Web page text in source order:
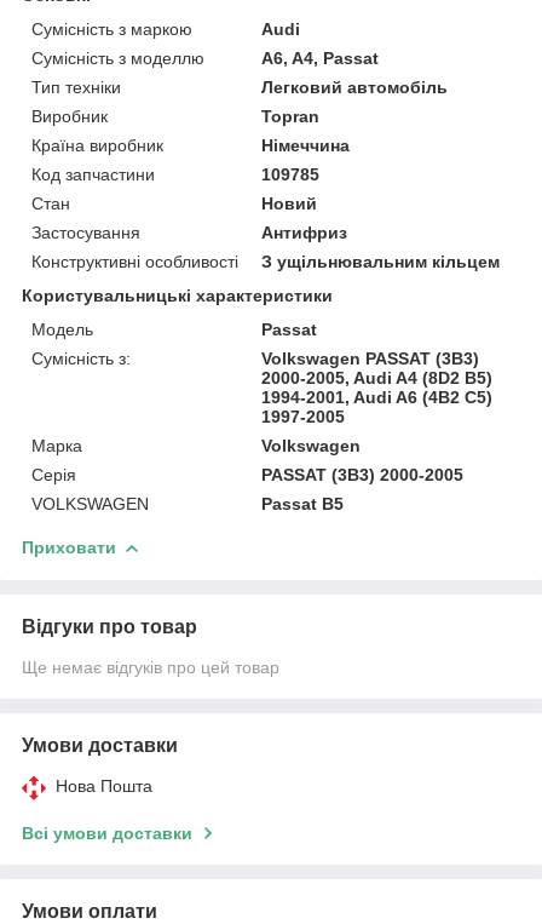
Сумісність з маркою
Audi
Сумісність з моделлю
A6, A4, Passat
Тип техніки
Легковий автомобіль
Виробник
Topran
Країна виробник
Німеччина
Код запчастини
109785
Стан
Новий
Застосування
Антифриз
Конструктивні особливості
З ущільнювальним кільцем
Користувальницькі характеристики
Модель
Passat
Сумісність з:
Volkswagen PASSAT (3B3)
2000-2005, Audi A4 (8D2 B5)
1994-2001, Audi A6 (4B2 C5)
1997-2005
Марка
Volkswagen
Серія
PASSAT (3B3) 2000-2005
VOLKSWAGEN
Passat B5
Приховати
Відгуки про товар
Ще немає відгуків про цей товар
Умови доставки
Нова Пошта
Всі умови доставки
Умови оплати